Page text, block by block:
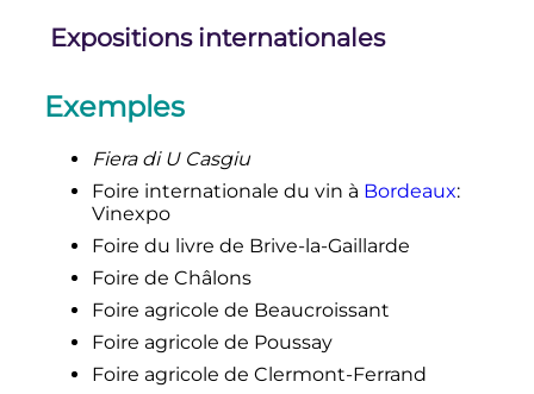
Expositions internationales
Exemples
Fiera di U Casgiu
Foire internationale du vin à Bordeaux:
Vinexpo
Foire du livre de Brive-la-Gaillarde
Foire de Châlons
Foire agricole de Beaucroissant
Foire agricole de Poussay
Foire agricole de Clermont-Ferrand